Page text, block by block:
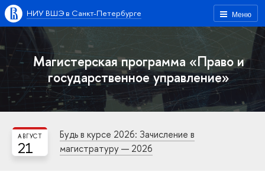
Меню
НИУ ВШЭ в Санкт-Петербурге
Магистерская программа «Право и
государственное управление»
21
АВГУСТ
Будь в курсе 2026: Зачисление в
магистратуру — 2026